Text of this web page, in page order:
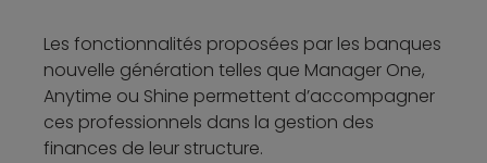
Les fonctionnalités proposées par les banques
nouvelle génération telles que Manager One,
Anytime ou Shine permettent d’accompagner
ces professionnels dans la gestion des
finances de leur structure.